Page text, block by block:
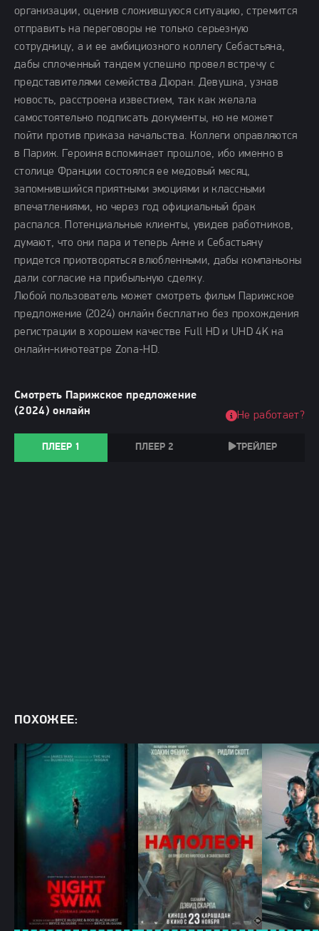
организации, оценив сложившуюся ситуацию, стремится
отправить на переговоры не только серьезную
сотрудницу, а и ее амбициозного коллегу Себастьяна,
дабы сплоченный тандем успешно провел встречу с
представителями семейства Дюран. Девушка, узнав
новость, расстроена известием, так как желала
самостоятельно подписать документы, но не может
пойти против приказа начальства. Коллеги оправляются
в Париж. Героиня вспоминает прошлое, ибо именно в
столице Франции состоялся ее медовый месяц,
запомнившийся приятными эмоциями и классными
впечатлениями, но через год официальный брак
распался. Потенциальные клиенты, увидев работников,
думают, что они пара и теперь Анне и Себастьяну
придется приотворяться влюбленными, дабы компаньоны
дали согласие на прибыльную сделку.
Любой пользователь может смотреть фильм Парижское
предложение (2024) онлайн бесплатно без прохождения
регистрации в хорошем качестве Full HD и UHD 4K на
онлайн-кинотеатре Zona-HD.
Смотреть Парижское предложение
(2024) онлайн
ПЛЕЕР 1 ПЛЕЕР 2 ТРЕЙЛЕР
Не работает?
ПОХОЖЕЕ: